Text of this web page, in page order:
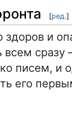
[ред.]
здоров и
всем
писем, и
его